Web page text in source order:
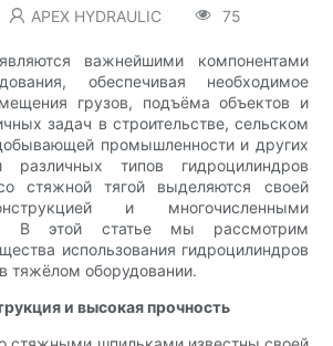
APEX HYDRAULIC 75
важнейшими компонентами
обеспечивая необходимое
грузов, подъёма объектов и
задач в строительстве, сельском
промышленности и других
различных типов гидроцилиндров
стяжной тягой выделяются своей
и многочисленными
В этой статье мы рассмотрим
использования гидроцилиндров
тяжёлом оборудовании.
и высокая прочность